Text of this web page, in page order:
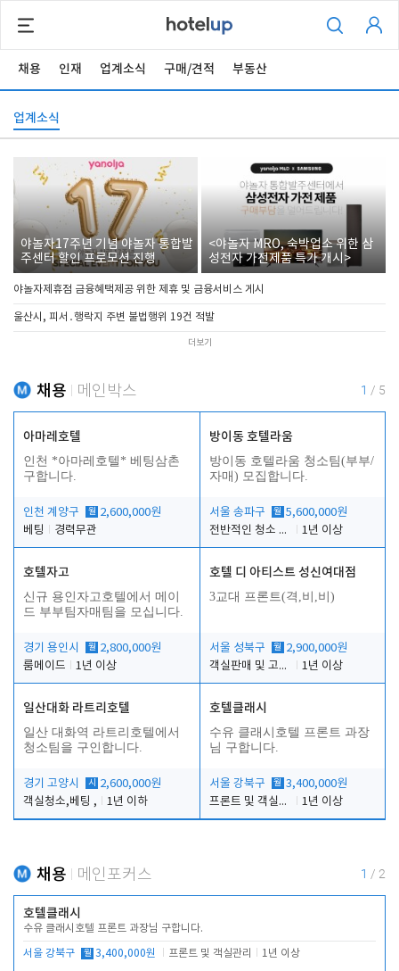
채용 인재 업계소식 구매/견적 부동산
업계소식
야놀자17주년 기념 야놀자 통합발
주센터 할인 프로모션 진행
<야놀자 MRO, 숙박업소 위한 삼
성전자 가전제품 특가 개시>
야놀자제휴점 금융혜택제공 위한 제휴 및 금융서비스 게시
울산시, 피서․행락지 주변 불법행위 19건 적발
더보기
채용 메인박스 1 / 5
아마레호텔
인천 *아마레호텔* 베팅삼촌
구합니다.
인천 계양구 월 2,600,000원
베팅
경력무관
방이동 호텔라움
방이동 호텔라움 청소팀(부부/
자매) 모집합니다.
서울 송파구 월 5,600,000원
전반적인 청소 업무(객실청소.객실정리)
1년 이상
호텔자고
신규 용인자고호텔에서 메이
드 부부팀자매팀을 모십니다.
경기 용인시 월 2,800,000원
룸메이드
1년 이상
호텔 디 아티스트 성신여대점
3교대 프론트(격,비,비)
서울 성북구 월 2,900,000원
객실판매 및 고객응대
1년 이상
일산대화 라트리호텔
일산 대화역 라트리호텔에서
청소팀을 구인합니다.
경기 고양시 시
2,600,000원
객실청소,베팅 ,
1년 이하
호텔클래시
수유 클래시호텔 프론트 과장
님 구합니다.
서울 강북구 월 3,400,000원
프론트 및 객실관리
1년 이상
채용 메인포커스 1 / 2
호텔클래시
수유 클래시호텔 프론트 과장님 구합니다.
서울 강북구 월 3,400,000원 프론트 및 객실관리 1년 이상